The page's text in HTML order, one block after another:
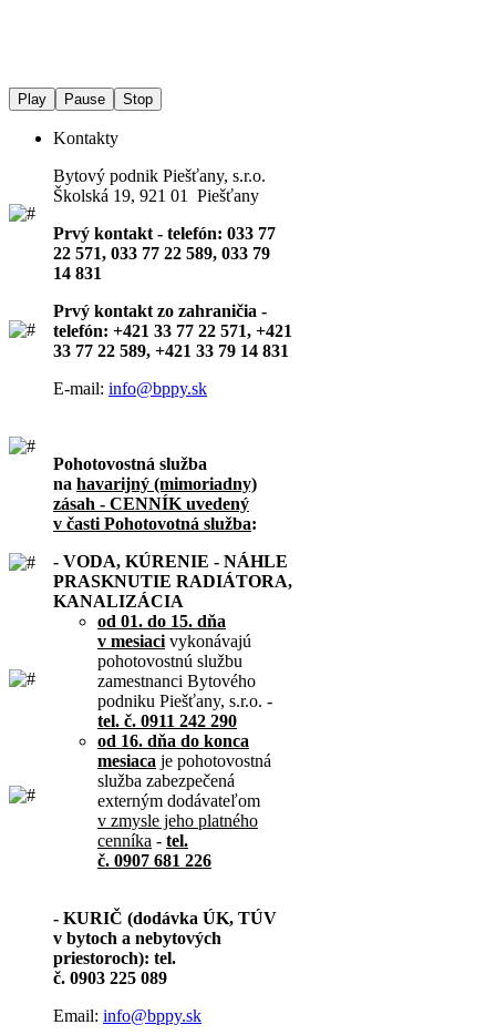
Play Pause Stop
Kontakty
Bytový podnik Piešťany, s.r.o.
Školská 19, 921 01 Piešťany
Prvý kontakt - telefón: 033 77
22 571, 033 77 22 589, 033 79
14 831
Prvý kontakt zo zahraničia -
telefón: +421 33 77 22 571, +421
33 77 22 589, +421 33 79 14 831
E-mail: info@bppy.sk
Pohotovostná služba
na havarijný (mimoriadny)
zásah - CENNÍK uvedený
v časti Pohotovotná služba:
- VODA, KÚRENIE - NÁHLE
PRASKNUTIE RADIÁTORA,
KANALIZÁCIA
od 01. do 15. dňa
v mesiaci vykonávajú
pohotovostnú službu
zamestnanci Bytového
podniku Piešťany, s.r.o. -
tel. č. 0911 242 290
od 16. dňa do konca
mesiaca je pohotovostná
služba zabezpečená
externým dodávateľom
v zmysle jeho platného
cenníka - tel.
č. 0907 681 226
- KURIČ (dodávka ÚK, TÚV
v bytoch a nebytových
priestoroch): tel.
č. 0903 225 089
Email: info@bppy.sk